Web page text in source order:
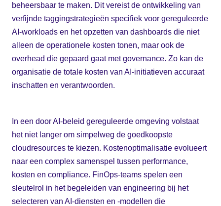
beheersbaar te maken. Dit vereist de ontwikkeling van
verfijnde taggingstrategieën specifiek voor gereguleerde
AI-workloads en het opzetten van dashboards die niet
alleen de operationele kosten tonen, maar ook de
overhead die gepaard gaat met governance. Zo kan de
organisatie de totale kosten van AI-initiatieven accuraat
inschatten en verantwoorden.
In een door AI-beleid gereguleerde omgeving volstaat
het niet langer om simpelweg de goedkoopste
cloudresources te kiezen. Kostenoptimalisatie evolueert
naar een complex samenspel tussen performance,
kosten en compliance. FinOps-teams spelen een
sleutelrol in het begeleiden van engineering bij het
selecteren van AI-diensten en -modellen die